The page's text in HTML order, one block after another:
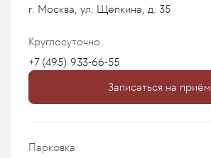
г. Москва, ул. Щепкина, д. 35
Круглосуточно
+7 (495) 933-66-55
Записаться на приём
Парковка